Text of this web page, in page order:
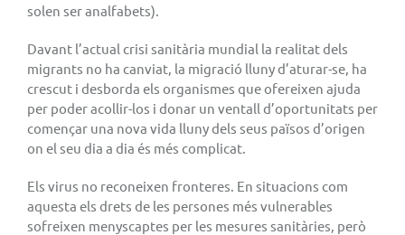
solen ser analfabets).
Davant l’actual crisi sanitària mundial la realitat dels
migrants no ha canviat, la migració lluny d’aturar-se, ha
crescut i desborda els organismes que ofereixen ajuda
per poder acollir-los i donar un ventall d’oportunitats per
començar una nova vida lluny dels seus països d’origen
on el seu dia a dia és més complicat.
Els virus no reconeixen fronteres. En situacions com
aquesta els drets de les persones més vulnerables
sofreixen menyscaptes per les mesures sanitàries, però